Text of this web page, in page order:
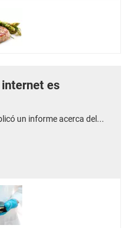
es
un informe acerca del...